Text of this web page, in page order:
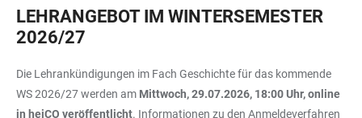
LEHRANGEBOT IM WINTERSEMESTER
2026/27
Die Lehrankündigungen im Fach Geschichte für das kommende
WS 2026/27 werden am Mittwoch, 29.07.2026, 18:00 Uhr, online
in heiCO veröffentlicht. Informationen zu den Anmeldeverfahren